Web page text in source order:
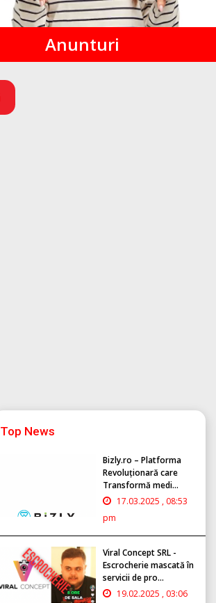
Anunturi
Top News
Bizly.ro – Platforma
Revoluționară care
Transformă medi...
17.03.2025 , 08:53
pm
Viral Concept SRL -
Escrocherie mascată în
servicii de pro...
19.02.2025 , 03:06